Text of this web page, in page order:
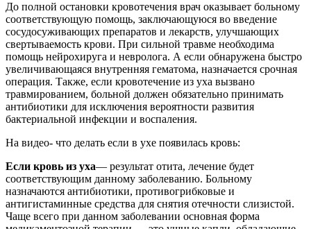
До полной остановки кровотечения врач оказывает больному
соответствующую помощь, заключающуюся во введение
сосудосуживающих препаратов и лекарств, улучшающих
свертываемость крови. При сильной травме необходима
помощь нейрохируга и невролога. А если обнаружена быстро
увеличивающаяся внутренняя гематома, назначается срочная
операция. Также, если кровотечение из уха вызвано
травмированием, больной должен обязательно принимать
антибиотики для исключения вероятности развития
бактериальной инфекции и воспаления.
На видео- что делать если в ухе появилась кровь:
Если кровь из уха— результат отита, лечение будет
соответствующим данному заболеванию. Больному
назначаются антибиотики, противогрибковые и
антигистаминные средства для снятия отечности слизистой.
Чаще всего при данном заболевании основная форма